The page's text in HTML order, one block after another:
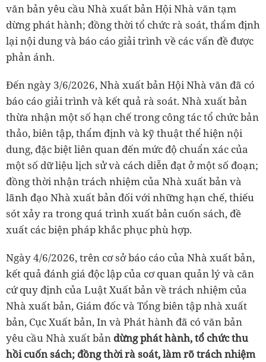
văn bản yêu cầu Nhà xuất bản Hội Nhà văn tạm
dừng phát hành; đồng thời tổ chức rà soát, thẩm định
lại nội dung và báo cáo giải trình về các vấn đề được
phản ánh.
Đến ngày 3/6/2026, Nhà xuất bản Hội Nhà văn đã có
báo cáo giải trình và kết quả rà soát. Nhà xuất bản
thừa nhận một số hạn chế trong công tác tổ chức bản
thảo, biên tập, thẩm định và kỹ thuật thể hiện nội
dung, đặc biệt liên quan đến mức độ chuẩn xác của
một số dữ liệu lịch sử và cách diễn đạt ở một số đoạn;
đồng thời nhận trách nhiệm của Nhà xuất bản và
lãnh đạo Nhà xuất bản đối với những hạn chế, thiếu
sót xảy ra trong quá trình xuất bản cuốn sách, đề
xuất các biện pháp khắc phục phù hợp.
Ngày 4/6/2026, trên cơ sở báo cáo của Nhà xuất bản,
kết quả đánh giá độc lập của cơ quan quản lý và căn
cứ quy định của Luật Xuất bản về trách nhiệm của
Nhà xuất bản, Giám đốc và Tổng biên tập nhà xuất
bản, Cục Xuất bản, In và Phát hành đã có văn bản
yêu cầu Nhà xuất bản dừng phát hành, tổ chức thu
hồi cuốn sách; đồng thời rà soát, làm rõ trách nhiệm